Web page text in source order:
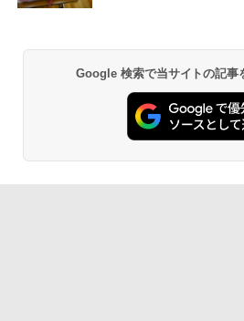
Google 検索で当サイトの記事